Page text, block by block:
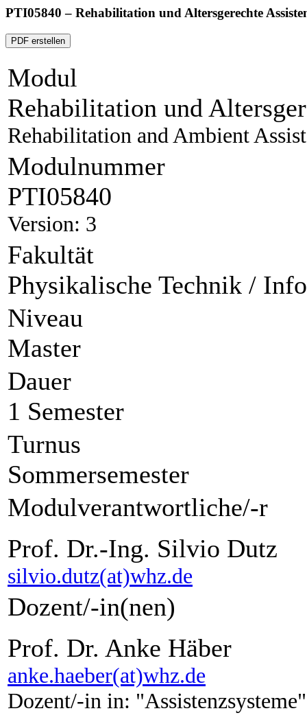
PTI05840 – Rehabilitation und Altersgerechte
PDF erstellen
Modul
Rehabilitation und
Rehabilitation and Ambient
Modulnummer
PTI05840
Version: 3
Fakultät
Physikalische Technik /
Niveau
Master
Dauer
1 Semester
Turnus
Sommersemester
Modulverantwortliche/-r
Prof. Dr.-Ing. Silvio Dutz
silvio.dutz(at)whz.de
Dozent/-in(nen)
Prof. Dr. Anke Häber
anke.haeber(at)whz.de
Dozent/-in in: "Assistenzsysteme"